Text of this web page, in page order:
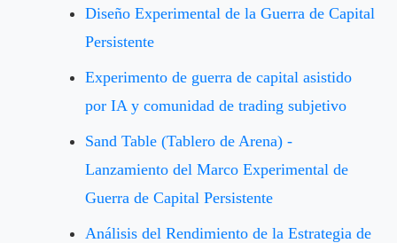
Diseño Experimental de la Guerra de Capital
Persistente
Experimento de guerra de capital asistido
por IA y comunidad de trading subjetivo
Sand Table (Tablero de Arena) -
Lanzamiento del Marco Experimental de
Guerra de Capital Persistente
Análisis del Rendimiento de la Estrategia de